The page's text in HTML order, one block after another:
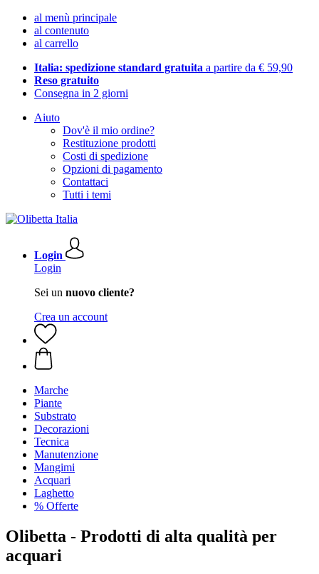
al menù principale
al contenuto
al carrello
Italia: spedizione standard gratuita a partire da € 59,90
Reso gratuito
Consegna in 2 giorni
Aiuto
Dov'è il mio ordine?
Restituzione prodotti
Costi di spedizione
Opzioni di pagamento
Contattaci
Tutti i temi
Login
Login
Sei un nuovo cliente?
Crea un account
Marche
Piante
Substrato
Decorazioni
Tecnica
Manutenzione
Mangimi
Acquari
Laghetto
% Offerte
Olibetta - Prodotti di alta qualità per
acquari